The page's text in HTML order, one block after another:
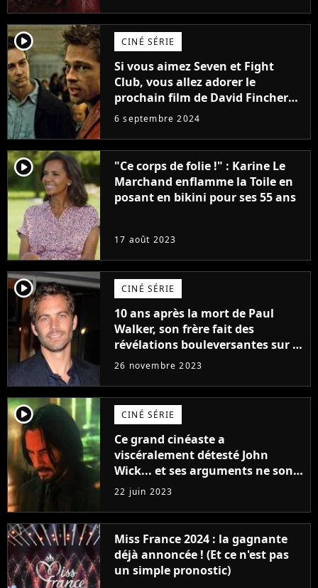
player2 CINÉ SÉRIE
Si vous aimez Seven et Fight
Club, vous allez adorer le
prochain film de David Fincher
avec lequel il se réinvente
complètement
6 septembre 2024
player2
"Ce corps de folie !" : Karine Le
Marchand enflamme la Toile en
posant en bikini pour ses 55 ans
17 août 2023
player2 CINÉ SÉRIE
10 ans après la mort de Paul
Walker, son frère fait des
révélations bouleversantes sur la
réaction des acteurs de Fast and
26 novembre 2023
player2 CINÉ SÉRIE
Ce grand cinéaste a
viscéralement détesté John
Wick... et ses arguments ne sont
pas si bêtes
22 juin 2023
Miss France 2024 : la gagnante
déjà annoncée ! (Et ce n'est pas
un simple pronostic)